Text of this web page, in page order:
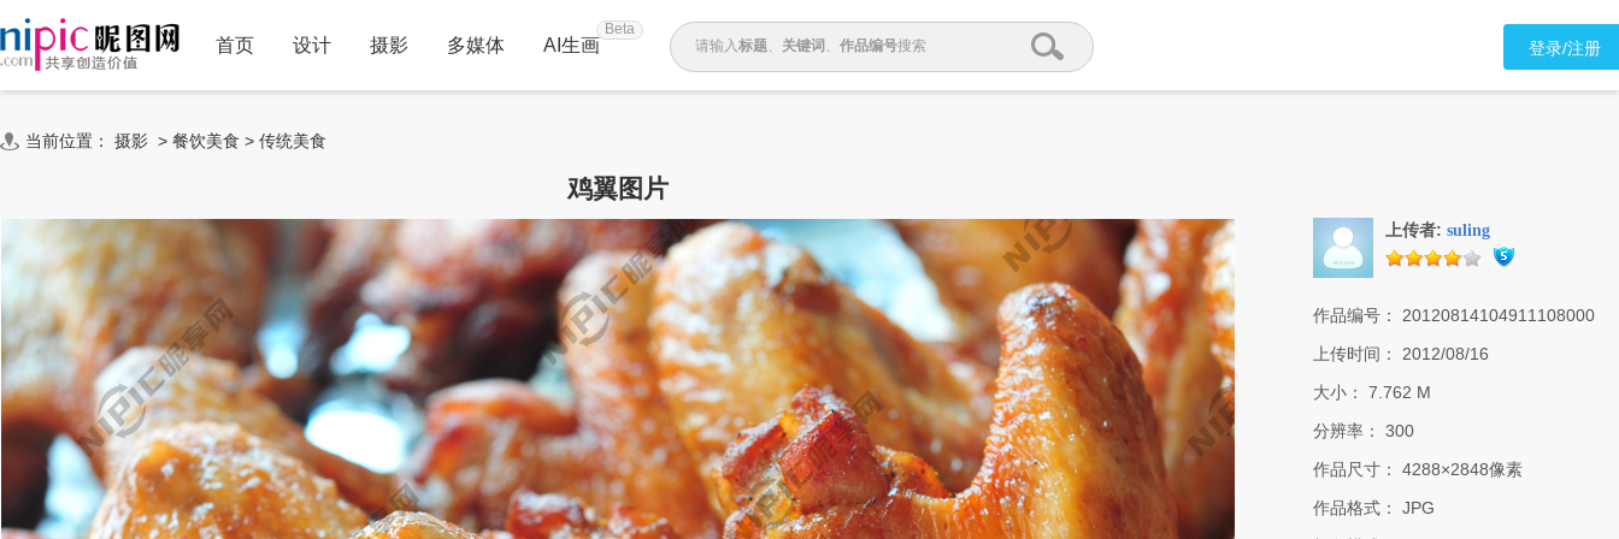
首页 设计 摄影 多媒体 AI生画
Beta
请输入标题、 关键词 、 作品编号搜索 登录/注册
当前位置： 摄影 > 餐饮美食 > 传统美食
鸡翼图片
上传者: suling
作品编号：
20120814104911108000
上传时间：
2012/08/16
大小：
7.762 M
分辨率：
300
作品尺寸：
4288×2848像素
作品格式：
JPG